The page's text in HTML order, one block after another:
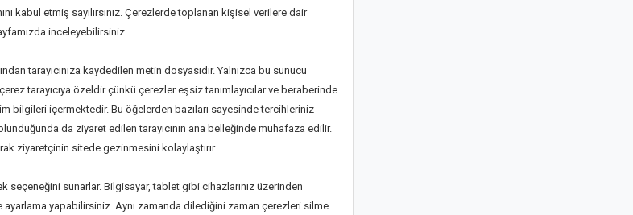
kabul etmiş sayılırsınız. Çerezlerde toplanan kişisel verilere dair
inceleyebilirsiniz.
tarayıcınıza kaydedilen metin dosyasıdır. Yalnızca bu sunucu
tarayıcıya özeldir çünkü çerezler eşsiz tanımlayıcılar ve beraberinde
bilgileri içermektedir. Bu öğelerden bazıları sayesinde tercihleriniz
da ziyaret edilen tarayıcının ana belleğinde muhafaza edilir.
ziyaretçinin sitede gezinmesini kolaylaştırır.
seçeneğini sunarlar. Bilgisayar, tablet gibi cihazlarınız üzerinden
yapabilirsiniz. Aynı zamanda dilediğini zaman çerezleri silme